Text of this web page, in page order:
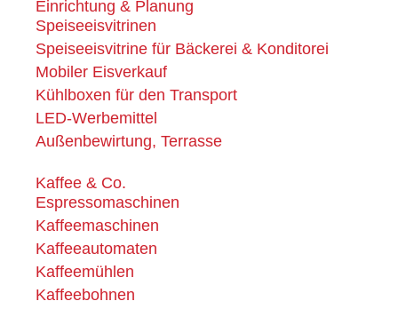
Einrichtung & Planung
Speiseeisvitrinen
Speiseeisvitrine für Bäckerei & Konditorei
Mobiler Eisverkauf
Kühlboxen für den Transport
LED-Werbemittel
Außenbewirtung, Terrasse
Kaffee & Co.
Espressomaschinen
Kaffeemaschinen
Kaffeeautomaten
Kaffeemühlen
Kaffeebohnen